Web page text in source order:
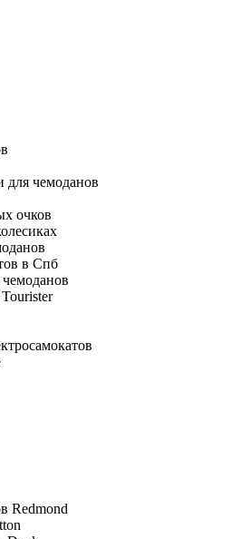
для чемоданов
очков
в Спб
Redmond